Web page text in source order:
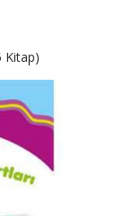
Kitap)